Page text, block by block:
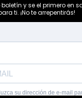
y se el primero en
ti. ¡No te arrepentirás!